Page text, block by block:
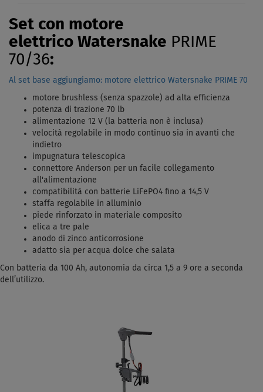
Set con motore
elettrico Watersnake PRIME
70/36:
Al set base aggiungiamo: motore elettrico Watersnake PRIME 70
motore brushless (senza spazzole) ad alta efficienza
potenza di trazione 70 lb
alimentazione 12 V (la batteria non è inclusa)
velocità regolabile in modo continuo sia in avanti che
indietro
impugnatura telescopica
connettore Anderson per un facile collegamento
all'alimentazione
compatibilità con batterie LiFePO4 fino a 14,5 V
staffa regolabile in alluminio
piede rinforzato in materiale composito
elica a tre pale
anodo di zinco anticorrosione
adatto sia per acqua dolce che salata
Con batteria da 100 Ah, autonomia da circa 1,5 a 9 ore a seconda
dell’utilizzo.